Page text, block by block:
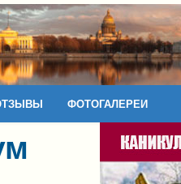
ФОТОГАЛЕРЕИ